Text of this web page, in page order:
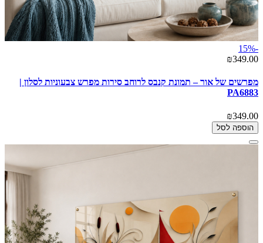
-15%
₪349.00
מפרשים של אור – תמונת קנבס לרוחב סירות מפרש צבעוניות לסלון |
PA6883
₪349.00
הוספה לסל